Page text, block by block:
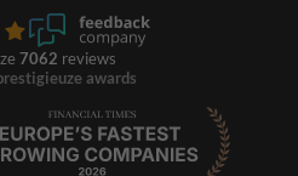
7062 reviews
awards